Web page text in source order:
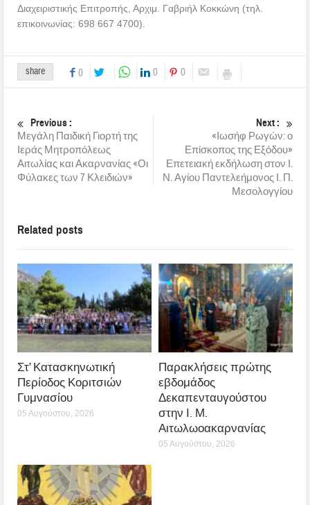
Διαχειριστικής Επιτροπής, Αρχιμ. Γαβριήλ Κοκκώνη (τηλ.
επικοινωνίας: 698 667 4700).
share 0 0 0
Previous :
Μεγάλη Παιδική Γιορτή της
Ιεράς Μητροπόλεως
Αιτωλίας και Ακαρνανίας «Οι
Φύλακες των 7 Κλειδιών»
Next :
«Ιωσήφ Ρωγών: ο
Επίσκοπος της Εξόδου»
Επετειακή εκδήλωση στον Ι.
Ν. Αγίου Παντελεήμονος Ι. Π.
Μεσολογγίου
Related posts
Στ’ Κατασκηνωτική
Περίοδος Κοριτσιών
Γυμνασίου
05 Αυγούστου, 2026
Παρακλήσεις πρώτης
εβδομάδος
Δεκαπενταυγούστου
στην Ι. Μ.
Αιτωλωοακαρνανίας
05 Αυγούστου, 2026